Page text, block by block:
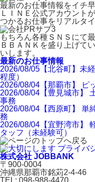
最新のお仕事情報をイチ
ＬＩＮＥ公式アカウント
つかるお仕事をリアルタ
もちろん各種ＳＮＳにて
ＢＢＡＮＫを盛り上げて
いします。
最新のお仕事情報
2026/08/05 【北谷町】未
程度）
2026/08/04 【那覇市】
2026/08/04 【豊見城市】
事務
2026/08/04 【西原町】
務
2026/08/04 【宜野湾市
タッフ（未経験可）
株式会社 JOBBANK
〒900-0004
沖縄県那覇市銘苅2-4-46
TEL: 098-988-4470